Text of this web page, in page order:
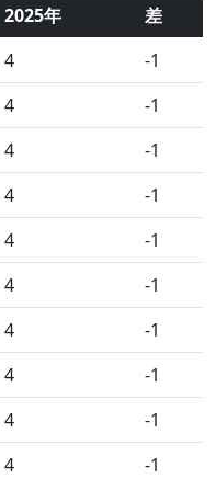
2025年
差
4
-1
4
-1
4
-1
4
-1
4
-1
4
-1
4
-1
4
-1
4
-1
4
-1